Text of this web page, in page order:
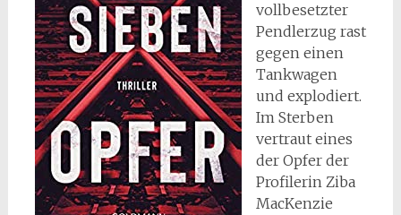
vollbesetzter
Pendlerzug rast
gegen einen
Tankwagen
und explodiert.
Im Sterben
vertraut eines
der Opfer der
Profilerin Ziba
MacKenzie